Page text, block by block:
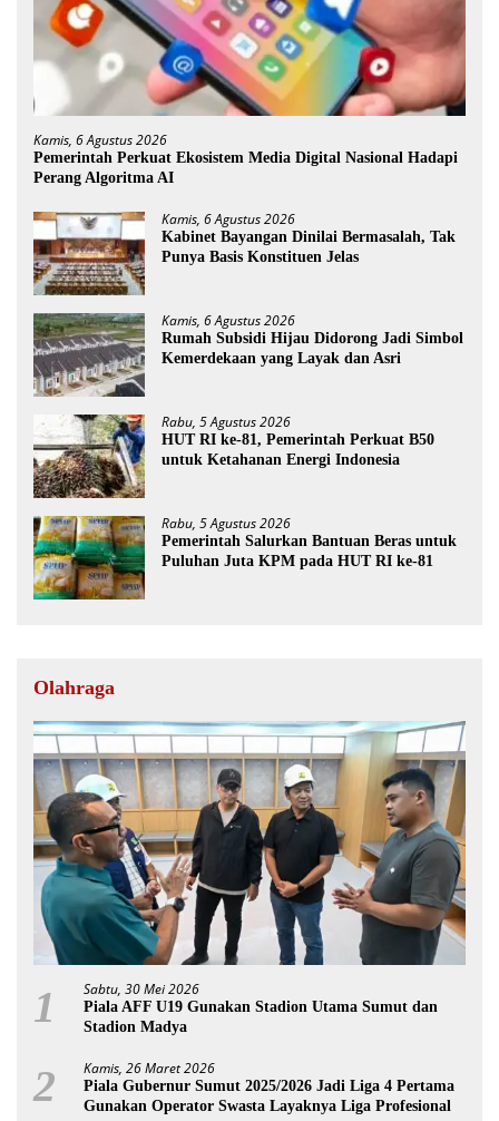
Kamis, 6 Agustus 2026
Pemerintah Perkuat Ekosistem Media Digital Nasional Hadapi
Perang Algoritma AI
Kamis, 6 Agustus 2026
Kabinet Bayangan Dinilai Bermasalah, Tak
Punya Basis Konstituen Jelas
Kamis, 6 Agustus 2026
Rumah Subsidi Hijau Didorong Jadi Simbol
Kemerdekaan yang Layak dan Asri
Rabu, 5 Agustus 2026
HUT RI ke-81, Pemerintah Perkuat B50
untuk Ketahanan Energi Indonesia
Rabu, 5 Agustus 2026
Pemerintah Salurkan Bantuan Beras untuk
Puluhan Juta KPM pada HUT RI ke-81
Olahraga
1 Sabtu, 30 Mei 2026
Piala AFF U19 Gunakan Stadion Utama Sumut dan
Stadion Madya
2 Kamis, 26 Maret 2026
Piala Gubernur Sumut 2025/2026 Jadi Liga 4 Pertama
Gunakan Operator Swasta Layaknya Liga Profesional